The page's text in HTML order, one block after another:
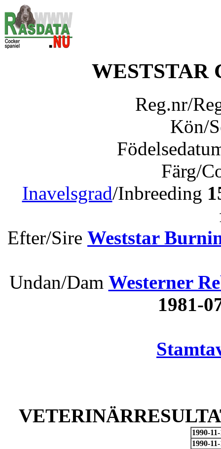
WESTSTAR
Reg.nr/
Kön/
Färg/
Inavelsgrad/Inbreeding
Efter/Sire Weststar
Undan/Dam Westerner
1981-
1990-
1990-